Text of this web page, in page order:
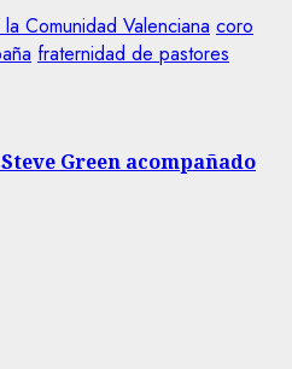
Comunidad Valenciana coro
fraternidad de pastores
Green acompañado